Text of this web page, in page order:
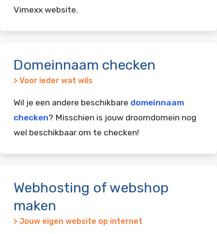
Vimexx website.
Domeinnaam checken
> Voor ieder wat wils
Wil je een andere beschikbare domeinnaam
checken? Misschien is jouw droomdomein nog
wel beschikbaar om te checken!
Webhosting of webshop
maken
> Jouw eigen website op internet